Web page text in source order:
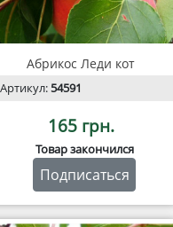
Абрикос Леди кот
Артикул:54591
165 грн.
Товар закончился
Подписаться